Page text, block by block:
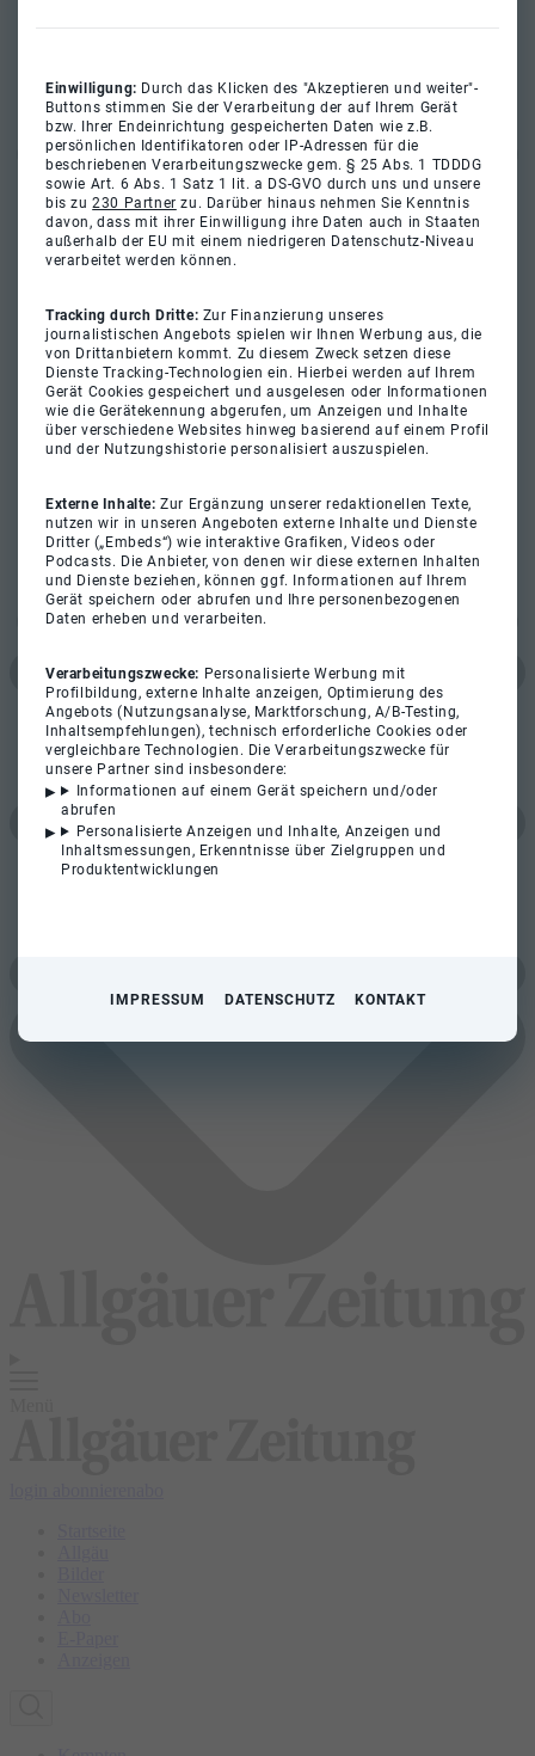
Einwilligung: Durch das Klicken des "Akzeptieren und weiter"-
Buttons stimmen Sie der Verarbeitung der auf Ihrem Gerät
bzw. Ihrer Endeinrichtung gespeicherten Daten wie z.B.
persönlichen Identifikatoren oder IP-Adressen für die
beschriebenen Verarbeitungszwecke gem. § 25 Abs. 1 TDDDG
sowie Art. 6 Abs. 1 Satz 1 lit. a DS-GVO durch uns und unsere
bis zu230 Partner zu. Darüber hinaus nehmen Sie Kenntnis
davon, dass mit ihrer Einwilligung ihre Daten auch in Staaten
außerhalb der EU mit einem niedrigeren Datenschutz-Niveau
verarbeitet werden können.
Tracking durch Dritte: Zur Finanzierung unseres
journalistischen Angebots spielen wir Ihnen Werbung aus, die
von Drittanbietern kommt. Zu diesem Zweck setzen diese
Dienste Tracking-Technologien ein. Hierbei werden auf Ihrem
Gerät Cookies gespeichert und ausgelesen oder Informationen
wie die Gerätekennung abgerufen, um Anzeigen und Inhalte
über verschiedene Websites hinweg basierend auf einem Profil
und der Nutzungshistorie personalisiert auszuspielen.
Externe Inhalte:Zur Ergänzung unserer redaktionellen Texte,
nutzen wir in unseren Angeboten externe Inhalte und Dienste
Dritter („Embeds“) wie interaktive Grafiken, Videos oder
Podcasts. Die Anbieter, von denen wir diese externen Inhalten
und Dienste beziehen, können ggf. Informationen auf Ihrem
Gerät speichern oder abrufen und Ihre personenbezogenen
Daten erheben und verarbeiten.
Verarbeitungszwecke: Personalisierte Werbung mit
Profilbildung, externe Inhalte anzeigen, Optimierung des
Angebots (Nutzungsanalyse, Marktforschung, A/B-Testing,
Inhaltsempfehlungen), technisch erforderliche Cookies oder
vergleichbare Technologien. Die Verarbeitungszwecke für
unsere Partner sind insbesondere:
Informationen auf einem Gerät speichern und/oder
abrufen
Personalisierte Anzeigen und Inhalte, Anzeigen und
Inhaltsmessungen, Erkenntnisse über Zielgruppen und
Produktentwicklungen
IMPRESSUM DATENSCHUTZ KONTAKT